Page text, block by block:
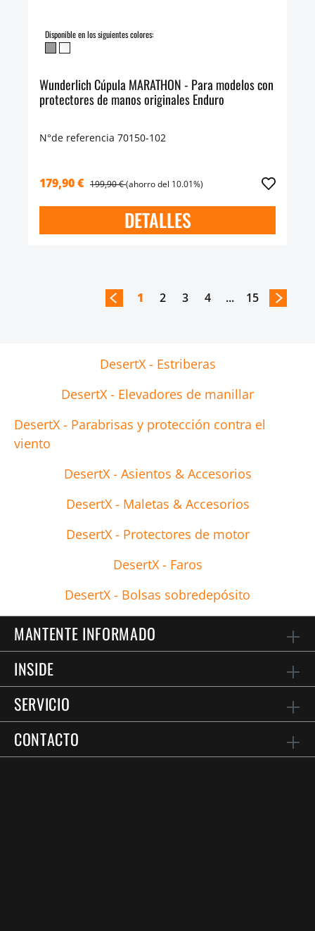
Disponible en los siguientes colores:
Wunderlich Cúpula MARATHON - Para modelos con
protectores de manos originales Enduro
N°de referencia 70150-102
179,90 € 199,90 €(ahorro del 10.01%)
DETALLES
1 2 3 4 ... 15
DesertX - Estriberas
DesertX - Elevadores de manillar
DesertX - Parabrisas y protección contra el
viento
DesertX - Asientos & Accesorios
DesertX - Maletas & Accesorios
DesertX - Protectores de motor
DesertX - Faros
DesertX - Bolsas sobredepósito
MANTENTE INFORMADO
INSIDE
SERVICIO
CONTACTO